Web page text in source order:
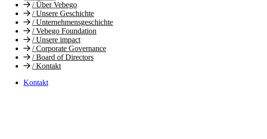
/Über Vebego
/Unsere Geschichte
/Unternehmensgeschichte
/Vebego Foundation
/Unsere impact
/Corporate Governance
/Board of Directors
/Kontakt
Kontakt